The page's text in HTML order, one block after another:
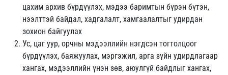
цахим архив бүрдүүлэх, мэдээ баримтын бүрэн бүтэн,
нээлттэй байдал, хадгалалт, хамгаалалтыг удирдан
зохион байгуулах
Ус, цаг уур, орчны мэдээллийн нэгдсэн тогтолцоог
бүрдүүлэх, баяжуулах, мэргэжил, арга зүйн удирдлагаар
хангах, мэдээллийн үнэн зөв, аюулгүй байдлыг хангах,